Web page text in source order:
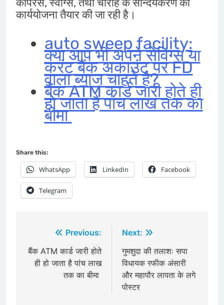
कार्ययोजना तैयार की जा रही है।
auto sweep facility:
क्या आप भी अपने सेविंग्स या
करंट बैंक अकाउंट पर FD
वाला ब्याज चाहते है?
बैंक ATM कार्ड जारी होते ही
हो जाता है पांच लाख तक का
बीमा
Share this:
WhatsApp LinkedIn Facebook
Telegram
navigation
Previous:
बैंक ATM कार्ड जारी होते
ही हो जाता है पांच लाख
तक का बीमा
Next:
गुमशुदा की तलाशः सपा
विधायक रफीक अंसारी
और महापौर लापता के लगे
पोस्टर